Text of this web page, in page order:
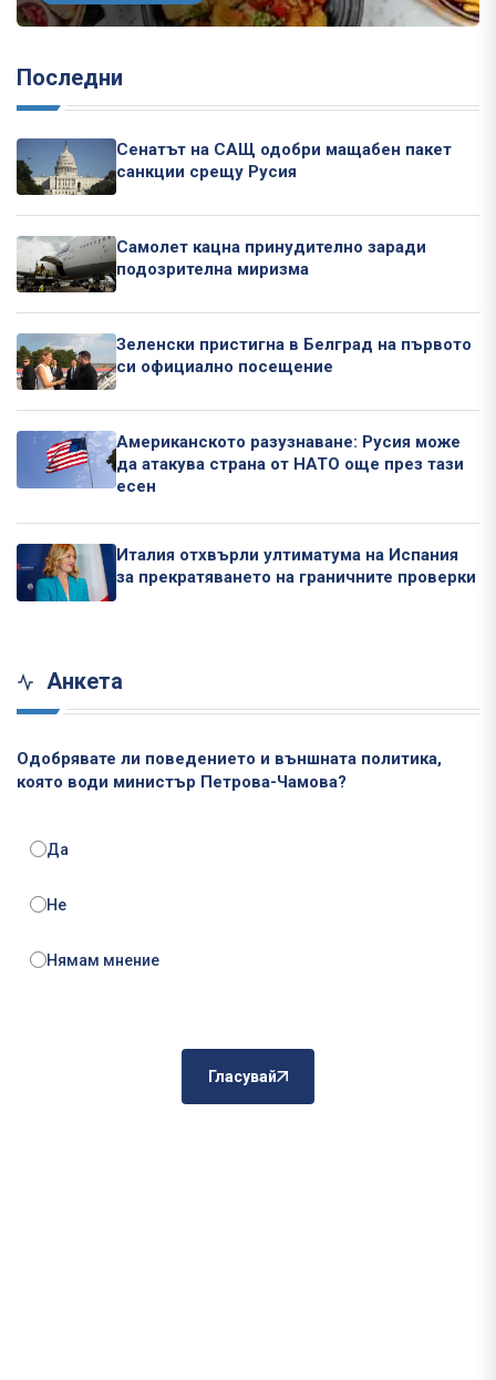
Последни
Сенатът на САЩ одобри мащабен пакет
санкции срещу Русия
Самолет кацна принудително заради
подозрителна миризма
Зеленски пристигна в Белград на първото
си официално посещение
Американското разузнаване: Русия може
да атакува страна от НАТО още през тази
есен
Италия отхвърли ултиматума на Испания
за прекратяването на граничните проверки
Анкета
Одобрявате ли поведението и външната политика,
която води министър Петрова-Чамова?
Да
Не
Нямам мнение
Гласувай